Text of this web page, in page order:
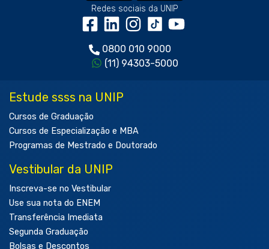
Redes sociais da UNIP
0800 010 9000
(11) 94303-5000
Estude ssss na UNIP
Cursos de Graduação
Cursos de Especialização e MBA
Programas de Mestrado e Doutorado
Vestibular da UNIP
Inscreva-se no Vestibular
Use sua nota do ENEM
Transferência Imediata
Segunda Graduação
Bolsas e Descontos